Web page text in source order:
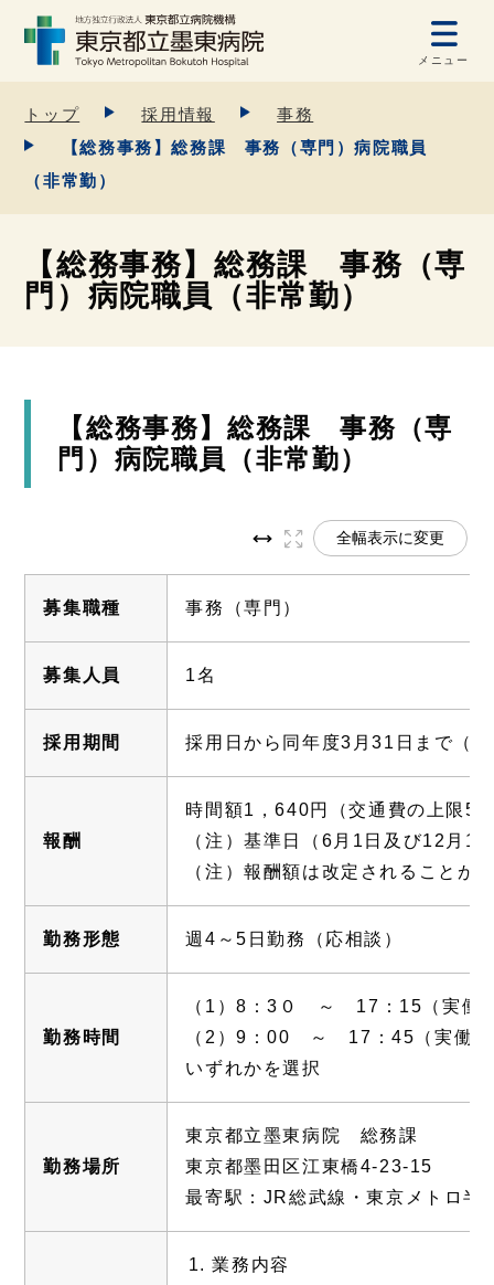
メニュー
トップ 採用情報
事務
【総務事務】総務課 事務（専門）病院職員
（非常勤）
【総務事務】総務課 事務（専
門）病院職員（非常勤）
【総務事務】総務課 事務（専
門）病院職員（非常勤）
全幅表示に変更
募集職種 事務（専門）
募集人員 1名
採用期間 採用日から同年度3月31日まで（
報酬
時間額1，640円（交通費の上限
（注）基準日（6月1日及び12月1
（注）報酬額は改定されることが
勤務形態 週4～5日勤務（応相談）
勤務時間
（1）8：3０ ～ 17：15（実働7
（2）9：00 ～ 17：45（実働7
いずれかを選択
勤務場所
東京都立墨東病院 総務課
東京都墨田区江東橋4-23-15
最寄駅：JR総武線・東京メト
業務内容